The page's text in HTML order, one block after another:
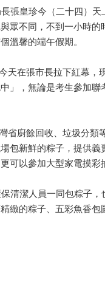
皇珍今（二十四）天
眾不同，不到一小時
溫馨的端午假期。
天在張市長拉下紅幕
」，無論是考生參加
省廚餘回收、垃圾分
包新鮮的粽子，提供
可以參加大型家電摸
清潔人員一同包粽子
緻的粽子、五彩魚香